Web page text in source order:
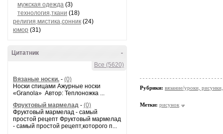
мужская одежда (3)
технология,ткани (18)
религия,мистика,сонник (24)
юмор (31)
-
Цитатник
Все (5620)
Вязаные носки. - (0)
Носки спицами Ажурные носки
«Granola» Автор: Теплоножка ...
Фруктовый мармелад - (0)
Фруктовый мармелад - самый
простой рецепт Фруктовый мармелад
- самый простой рецепт,которого п...
Рубрики: вязание/уроки,
Метки: рисунок